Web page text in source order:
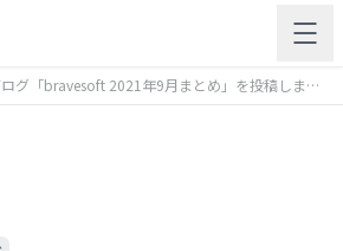
グ「bravesoft 2021年9月まとめ」を投稿しました